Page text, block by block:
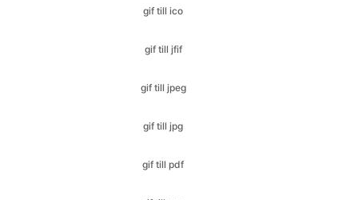
gif till jpeg
gif till jpg
gif till pdf
gif till png
gif till svg